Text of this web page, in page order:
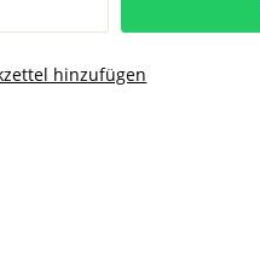
hinzufügen